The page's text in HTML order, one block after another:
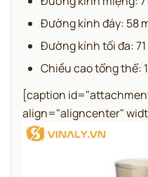
Đường kính đáy: 58
Đường kính tối đa:
Chiều cao tổng thể:
[caption
align="aligncenter"